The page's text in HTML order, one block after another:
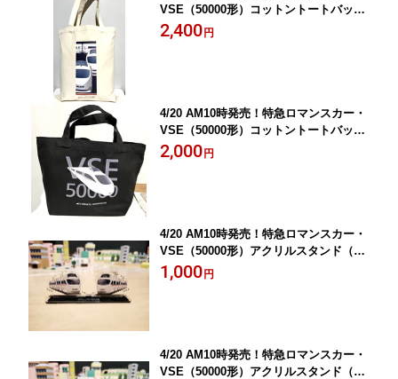
VSE（50000形）コットントートバッグ
（ホワイト）※マチ無し
2,400 円
4/20 AM10時発売！特急ロマンスカー・
VSE（50000形）コットントートバッグ
（ブラック）※マチ有り
2,000 円
4/20 AM10時発売！特急ロマンスカー・
VSE（50000形）アクリルスタンド（VS
E2編成）
1,000 円
4/20 AM10時発売！特急ロマンスカー・
VSE（50000形）アクリルスタンド（VS